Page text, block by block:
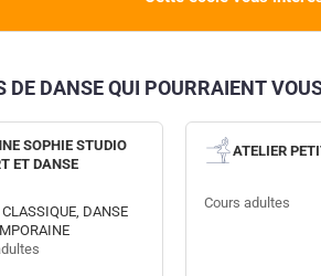
DE DANSE QUI POURRAIENT
SOPHIE STUDIO
ET DANSE
DANSE
ATELIER
Cours adultes